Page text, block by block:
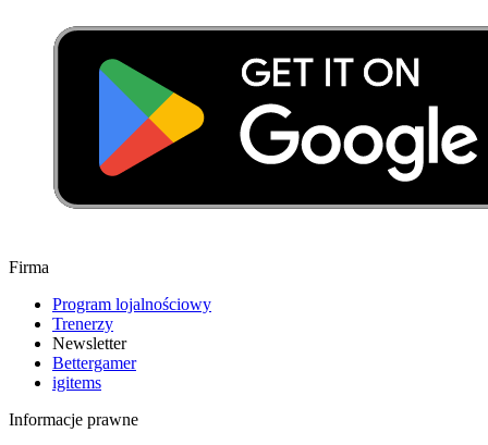
Firma
Program lojalnościowy
Trenerzy
Newsletter
Bettergamer
igitems
Informacje prawne